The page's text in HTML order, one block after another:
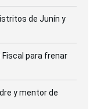
de Junín y
Fiscal para frenar
y mentor de